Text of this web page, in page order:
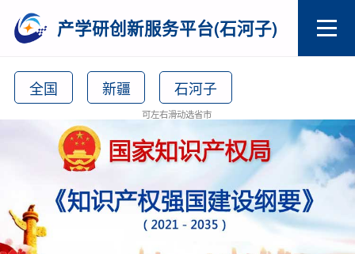
产学研创新服务平台(石河子)
全国 新疆 石河子
可左右滑动选省市